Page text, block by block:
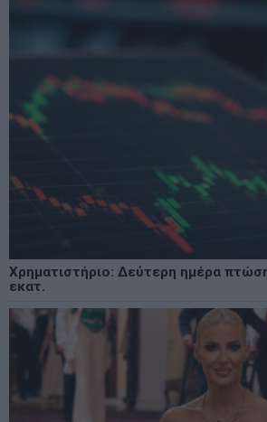
Χρηματιστήριο: Δεύτερη ημέρα
εκατ.